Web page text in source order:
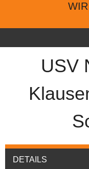
USV
DETAILS